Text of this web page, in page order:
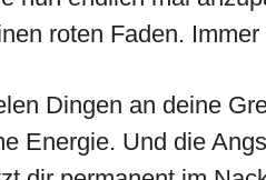
roten Faden.
Dingen an deine
Energie. Und die